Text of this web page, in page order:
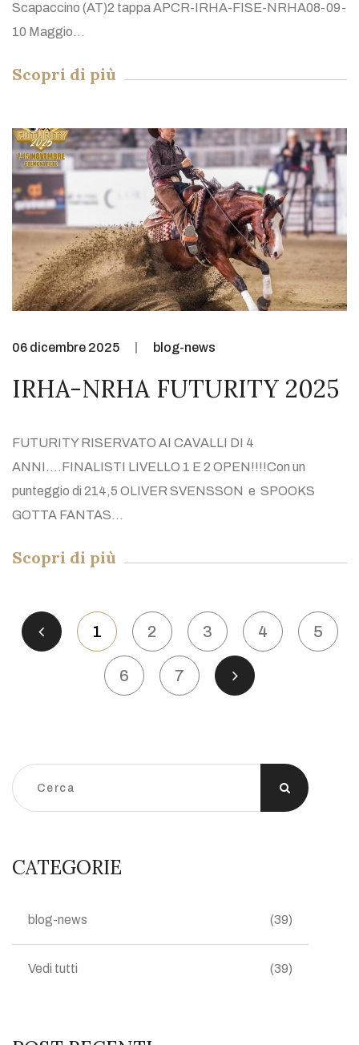
Scapaccino (AT)2 tappa APCR-IRHA-FISE-NRHA08-09-
10 Maggio...
Scopri di più
06 dicembre 2025 blog-news
IRHA-NRHA FUTURITY 2025
FUTURITY RISERVATO AI CAVALLI DI 4
ANNI....FINALISTI LIVELLO 1 E 2 OPEN!!!!Con un
punteggio di 214,5 OLIVER SVENSSON e SPOOKS
GOTTA FANTAS...
Scopri di più
1 2 3 4 5
6 7
CATEGORIE
blog-news (39)
Vedi tutti (39)